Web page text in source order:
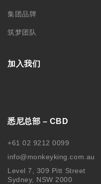
集团品牌
筑梦团队
加入我们
悉尼总部 – CBD
+61 02 9212 0099
info@monkeyking.com.au
Level 7, 309 Pitt Street
Sydney, NSW 2000